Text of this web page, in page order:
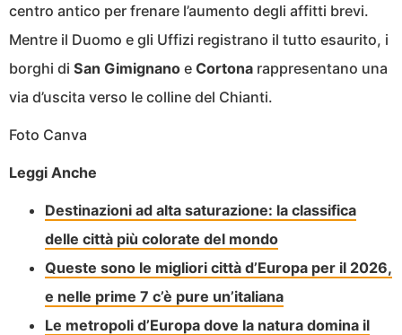
centro antico per frenare l’aumento degli affitti brevi.
Mentre il Duomo e gli Uffizi registrano il tutto esaurito, i
borghi di San Gimignano e Cortona rappresentano una
via d’uscita verso le colline del Chianti.
Foto Canva
Leggi Anche
Destinazioni ad alta saturazione: la classifica
delle città più colorate del mondo
Queste sono le migliori città d’Europa per il 2026,
e nelle prime 7 c’è pure un’italiana
Le metropoli d’Europa dove la natura domina il